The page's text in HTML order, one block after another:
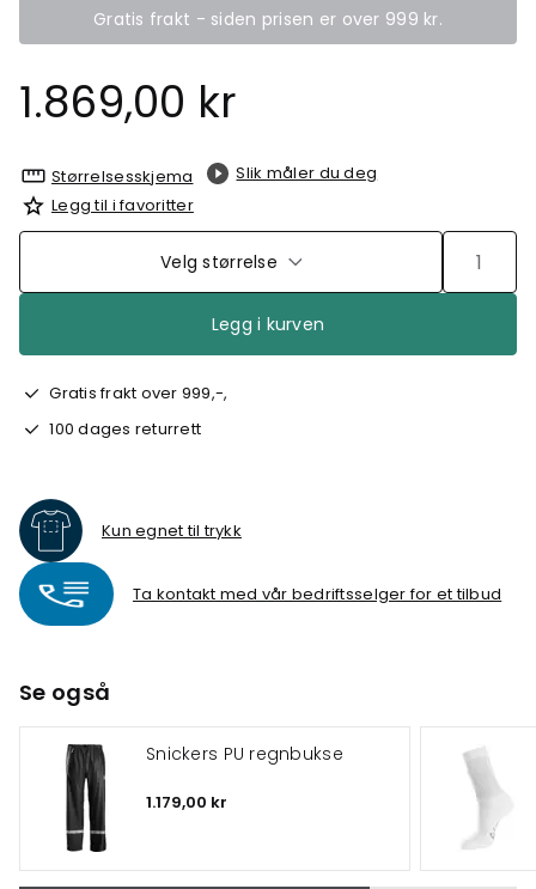
Gratis frakt - siden prisen er over 999 kr.
1.869,00 kr
Størrelsesskjema
Slik måler du deg
Legg til i favoritter
Velg størrelse
Legg i kurven
Gratis frakt over 999,-,
100 dages returrett
Kun egnet til trykk
Ta kontakt med vår bedriftsselger for et tilbud
Se også
Snickers PU regnbukse
1.179,00 kr